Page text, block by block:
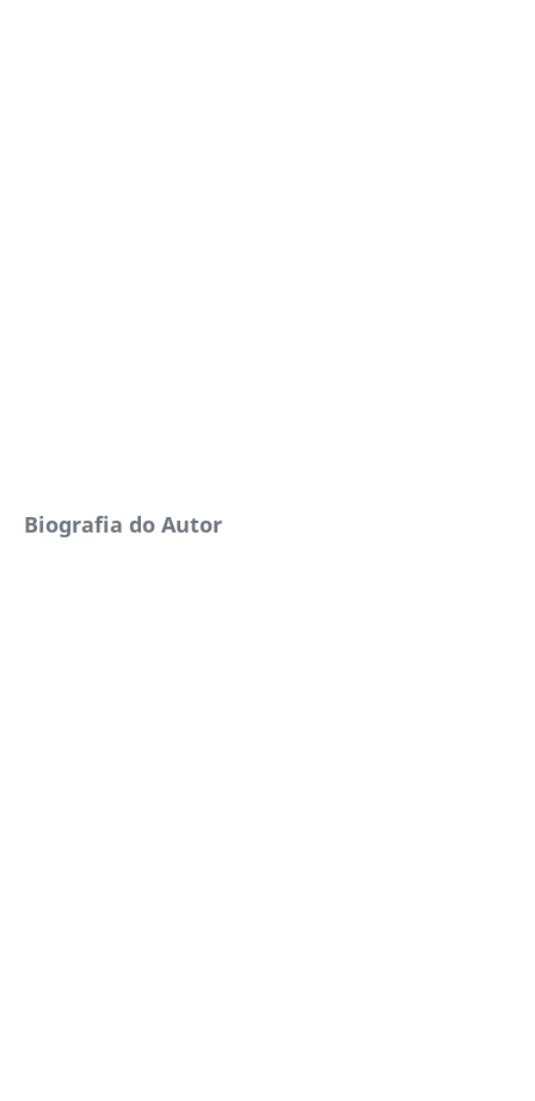
Biografia do Autor